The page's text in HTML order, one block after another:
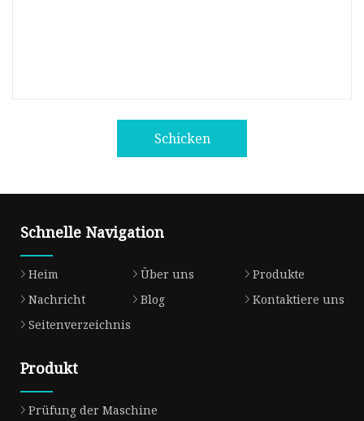
Schicken
Schnelle Navigation
Heim Über uns
Produkte
Nachricht
Blog
Kontaktiere uns
Seitenverzeichnis
Produkt
Prüfung der Maschine